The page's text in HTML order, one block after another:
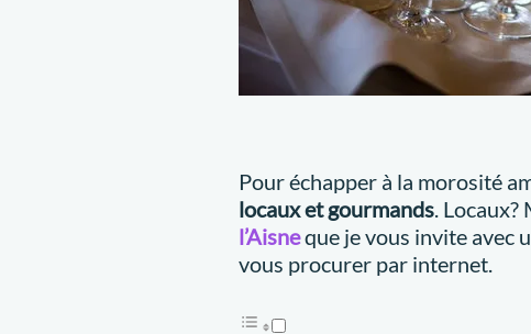
Pour échapper à la morosité
locaux et gourmands. Locaux?
l’Aisneque je vous invite avec
vous procurer par internet.